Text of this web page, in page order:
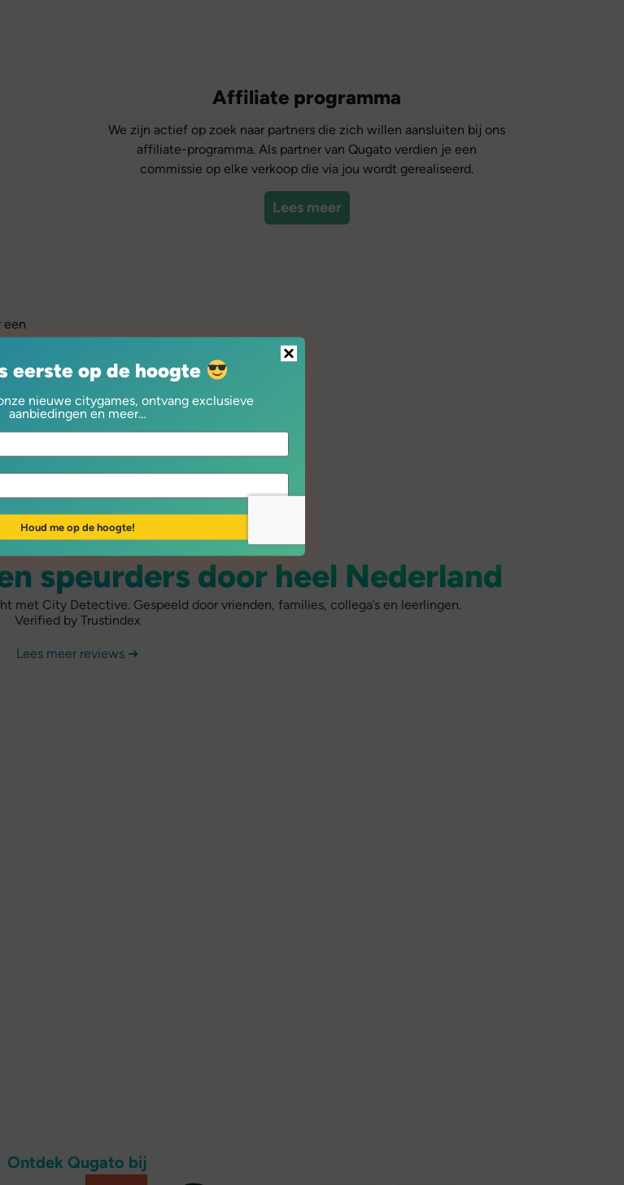
Affiliate programma
We zijn actief op zoek naar partners die zich willen aansluiten bij ons
affiliate-programma. Als partner van Qugato verdien je een
commissie op elke verkoop die via jou wordt gerealiseerd.
Lees meer
een
en
speurders door heel Nederland
met City Detective. Gespeeld door vrienden, families, collega’s en leerlingen.
Verified by Trustindex
Lees meer reviews ➜
eerste op de hoogte
nieuwe citygames, ontvang exclusieve
aanbiedingen en meer…
Ontdek Qugato bij